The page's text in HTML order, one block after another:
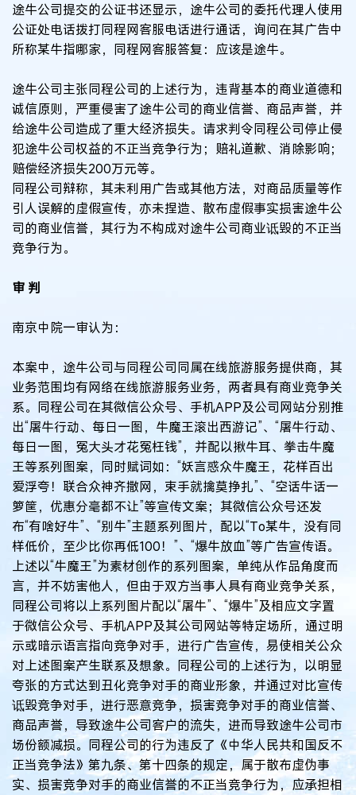
途牛公司提交的公证书还显示，途牛公司的委托代理人使用
公证处电话拨打同程网客服电话进行通话，询问在其广告中
所称某牛指哪家，同程网客服答复：应该是途牛。
途牛公司主张同程公司的上述行为，违背基本的商业道德和
诚信原则，严重侵害了途牛公司的商业信誉、商品声誉，并
给途牛公司造成了重大经济损失。请求判令同程公司停止侵
犯途牛公司权益的不正当竞争行为；赔礼道歉、消除影响；
赔偿经济损失200万元等。
同程公司辩称，其未利用广告或其他方法，对商品质量等作
引人误解的虚假宣传，亦未捏造、散布虚假事实损害途牛公
司的商业信誉，其行为不构成对途牛公司商业诋毁的不正当
竞争行为。
审 判
南京中院一审认为：
本案中，途牛公司与同程公司同属在线旅游服务提供商，其
业务范围均有网络在线旅游服务业务，两者具有商业竞争关
系。同程公司在其微信公众号、手机APP及公司网站分别推
出“屠牛行动、每日一图，牛魔王滚出西游记”、“屠牛行动、
每日一图，冤大头才花冤枉钱”，并配以揪牛耳、拳击牛魔
王等系列图案，同时赋词如：“妖言惑众牛魔王，花样百出
爱浮夸！联合众神齐撒网，束手就擒莫挣扎”、“空话牛话一
箩筐，优惠分毫都不让”等宣传文案；其微信公众号还发
布“有啥好牛”、“别牛”主题系列图片，配以“To某牛，没有同
样低价，至少比你再低100！”、“爆牛放血”等广告宣传语。
上述以“牛魔王”为素材创作的系列图案，单纯从作品角度而
言，并不妨害他人，但由于双方当事人具有商业竞争关系，
同程公司将以上系列图片配以“屠牛”、“爆牛”及相应文字置
于微信公众号、手机APP及其公司网站等特定场所，通过明
示或暗示语言指向竞争对手，进行广告宣传，易使相关公众
对上述图案产生联系及想象。同程公司的上述行为，以明显
夸张的方式达到丑化竞争对手的商业形象，并通过对比宣传
诋毁竞争对手，进行恶意竞争，损害竞争对手的商业信誉、
商品声誉，导致途牛公司客户的流失，进而导致途牛公司市
场份额减损。同程公司的行为违反了《中华人民共和国反不
正当竞争法》第九条、第十四条的规定，属于散布虚伪事
实、损害竞争对手的商业信誉的不正当竞争行为，应承担相